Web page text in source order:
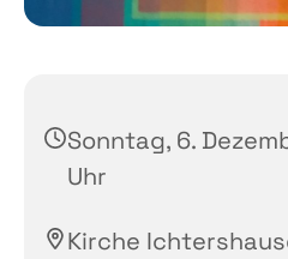
Sonntag, 6.
Uhr
Kirche